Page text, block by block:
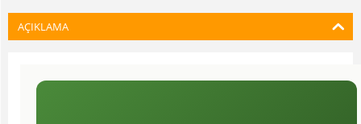
AÇIKLAMA